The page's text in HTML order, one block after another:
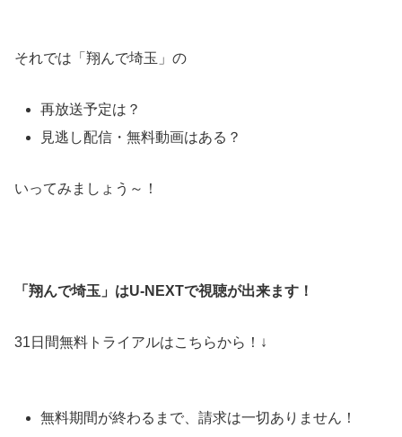
それでは「翔んで埼玉」の
再放送予定は？
見逃し配信・無料動画はある？
いってみましょう～！
「翔んで埼玉」はU-NEXTで視聴が出来ます！
31日間無料トライアルはこちらから！↓
無料期間が終わるまで、請求は一切ありません！